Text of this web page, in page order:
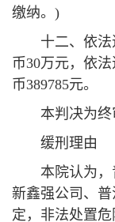
缴纳。)
十二、依
币30万元，依
币389785元。
本判决为终
缓刑理由
本院认为，
新鑫强公司、
定，非法处置